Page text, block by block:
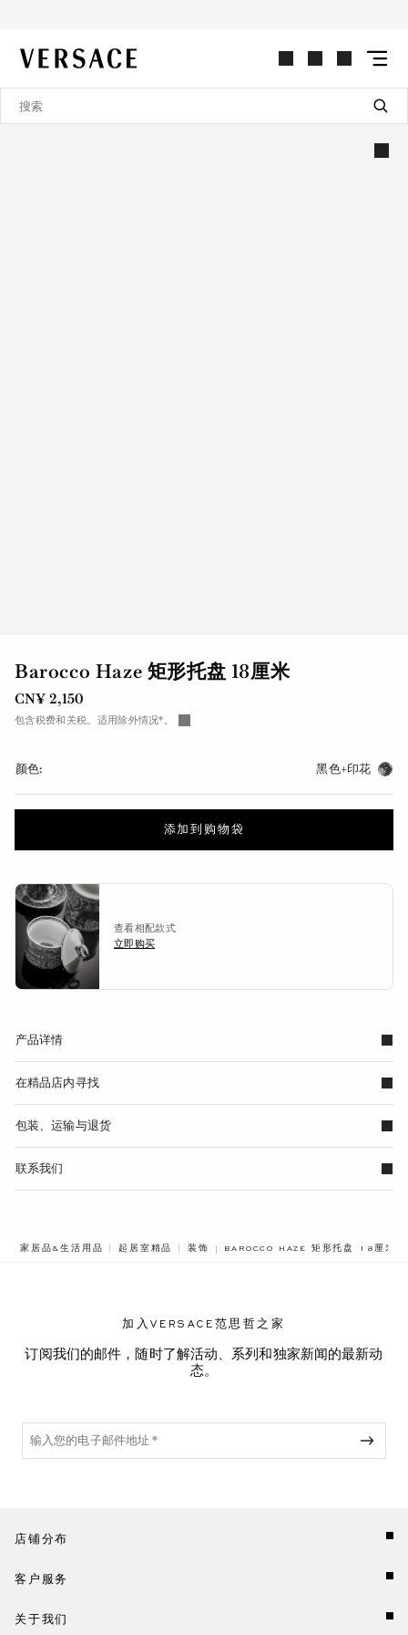
VERSACE | 主页
Barocco Haze 矩形托盘 18厘米
CN¥ 2,150
包含税费和关税。适用除外情况*。
颜色: 黑色+印花
添加到购物袋
查看相配款式
立即购买
产品详情
在精品店内寻找
包装、运输与退货
联系我们
家居品&生活用品 起居室精品 装饰 BAROCCO HAZE 矩形托盘 18厘米
加入VERSACE范思哲之家
订阅我们的邮件，随时了解活动、系列和独家新闻的最新动
态。
店铺分布
客户服务
关于我们